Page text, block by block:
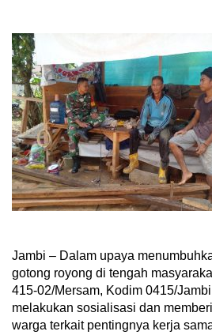
Jambi – Dalam upaya
gotong royong di tengah
415-02/Mersam, Kodim 0415/
melakukan sosialisasi dan
warga terkait pentingnya kerja